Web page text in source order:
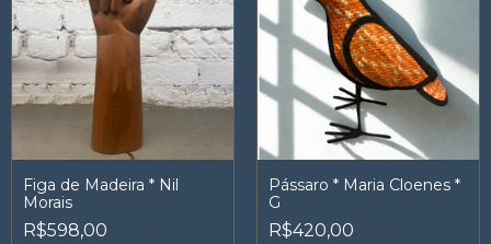
Figa de Madeira * Nil
Morais
R$598,00
Pássaro * Maria Cloenes *
G
R$420,00